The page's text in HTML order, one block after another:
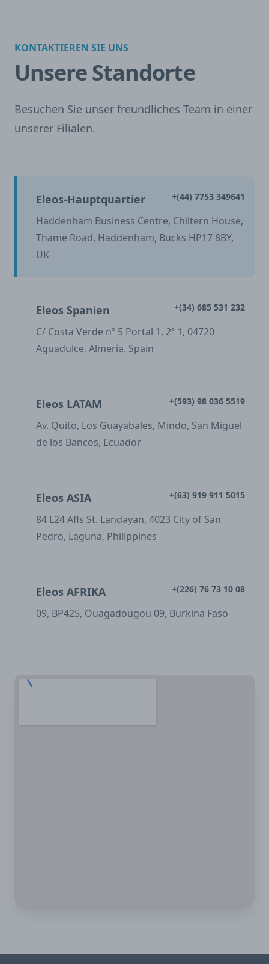
KONTAKTIEREN SIE UNS
Unsere Standorte
Besuchen Sie unser freundliches Team in einer
unserer Filialen.
Eleos-Hauptquartier +(44) 7753 349641
Haddenham Business Centre, Chiltern House,
Thame Road, Haddenham, Bucks HP17 8BY,
UK
Eleos Spanien +(34) 685 531 232
C/ Costa Verde nº 5 Portal 1, 2º 1, 04720
Aguadulce, Almería. Spain
Eleos LATAM +(593) 98 036 5519
Av. Quito, Los Guayabales, Mindo, San Miguel
de los Bancos, Ecuador
Eleos ASIA +(63) 919 911 5015
84 L24 Afls St. Landayan, 4023 City of San
Pedro, Laguna, Philippines
Eleos AFRIKA +(226) 76 73 10 08
09, BP425, Ouagadougou 09, Burkina Faso